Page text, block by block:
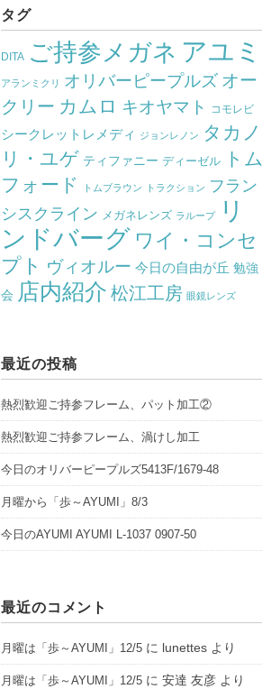
タグ
DITA ご持参メガネ アユミ
アランミクリ オリバーピープルズ オー
クリー カムロ キオヤマト コモレビ
シークレットレメディ ジョンレノン タカノ
リ・ユゲ ティファニー ディーゼル
トム
フォード
トムブラウン トラクション フラン
シスクライン メガネレンズ ラループ
リ
ンドバーグ ワイ・コンセ
プト ヴィオルー 今日の自由が丘 勉強
会 店内紹介 松江工房 眼鏡レンズ
最近の投稿
熱烈歓迎ご持参フレーム、パット加工②
熱烈歓迎ご持参フレーム、渦けし加工
今日のオリバーピープルズ5413F/1679-48
月曜から「歩～AYUMI」8/3
今日のAYUMI AYUMI L-1037 0907-50
最近のコメント
月曜は「歩～AYUMI」12/5 に lunettes より
月曜は「歩～AYUMI」12/5 に安達 友彦 より